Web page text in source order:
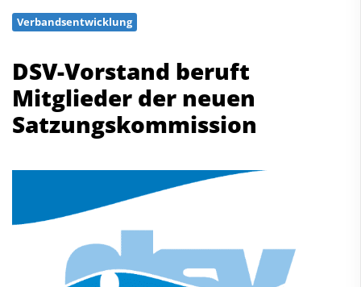
Verbandsentwicklung
DSV-Vorstand beruft
Mitglieder der neuen
Satzungskommission
Schwimmen
Wasserball
Synchronschwimmen
Masterssport
Kontakt
Deutscher Schwimm-Verband e.V.
Korbacher Straße 93
D-34132 Kassel
Fax: +49 561 94083-15
info@dsv.de